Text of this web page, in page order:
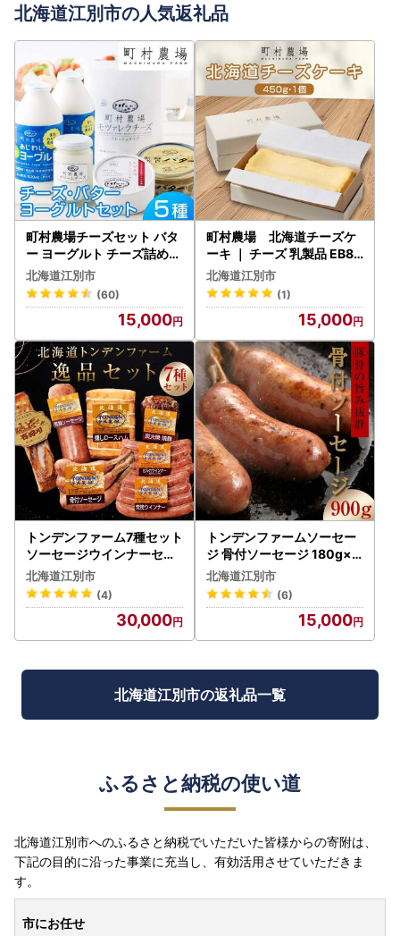
北海道江別市の人気返礼品
町村農場チーズセット バタ
ー ヨーグルト チーズ詰め合
わせ EB8-0087
北海道江別市
(60)
15,000
町村農場 北海道チーズケ
ーキ ｜ チーズ 乳製品 EB8-
0089
北海道江別市
(1)
15,000
トンデンファーム7種セット
ソーセージウインナーセッ
ト ソーセージ2種 EB8-028
3
北海道江別市
(4)
30,000
トンデンファームソーセー
ジ 骨付ソーセージ 180g×5
EB8-0284
北海道江別市
(6)
15,000
北海道江別市の返礼品一覧
ふるさと納税の使い道
北海道江別市へのふるさと納税でいただいた皆様からの寄附は、
下記の目的に沿った事業に充当し、有効活用させていただきま
す。
市にお任せ